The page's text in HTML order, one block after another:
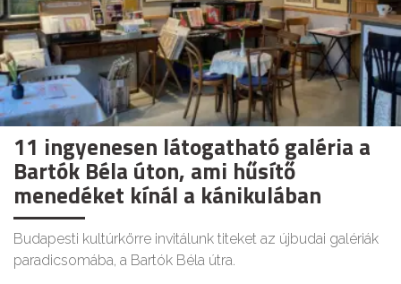
11 ingyenesen látogatható galéria a
Bartók Béla úton, ami hűsítő
menedéket kínál a kánikulában
Budapesti kultúrkörre invitálunk titeket az újbudai galériák
paradicsomába, a Bartók Béla útra.